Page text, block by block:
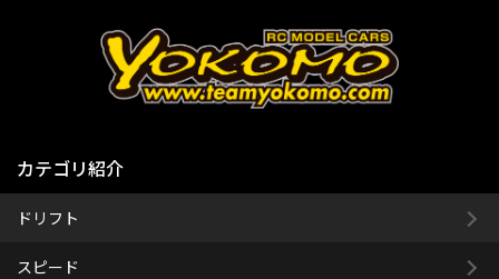
カテゴリ紹介
ドリフト
スピード